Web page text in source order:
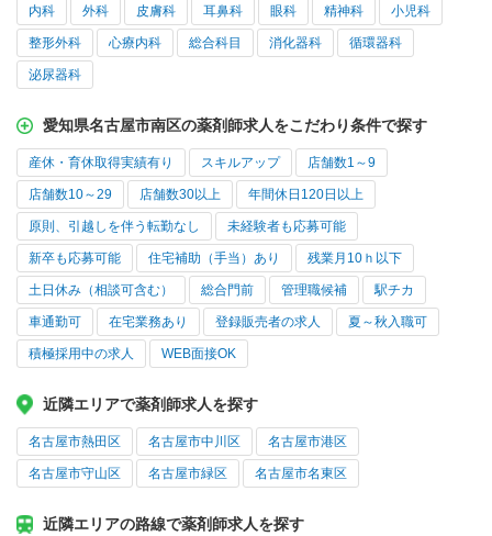
内科 外科 皮膚科 耳鼻科 眼科 精神科 小児科
整形外科 心療内科 総合科目 消化器科 循環器科
泌尿器科
愛知県名古屋市南区の薬剤師求人をこだわり条件で探す
産休・育休取得実績有り スキルアップ 店舗数1～9
店舗数10～29 店舗数30以上 年間休日120日以上
原則、引越しを伴う転勤なし 未経験者も応募可能
新卒も応募可能 住宅補助（手当）あり 残業月10ｈ以下
土日休み（相談可含む） 総合門前 管理職候補 駅チカ
車通勤可 在宅業務あり 登録販売者の求人 夏～秋入職可
積極採用中の求人 WEB面接OK
近隣エリアで薬剤師求人を探す
名古屋市熱田区 名古屋市中川区 名古屋市港区
名古屋市守山区 名古屋市緑区 名古屋市名東区
近隣エリアの路線で薬剤師求人を探す